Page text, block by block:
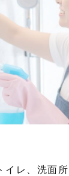
イレ、洗面